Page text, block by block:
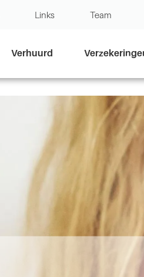
Links Team
Verhuurd